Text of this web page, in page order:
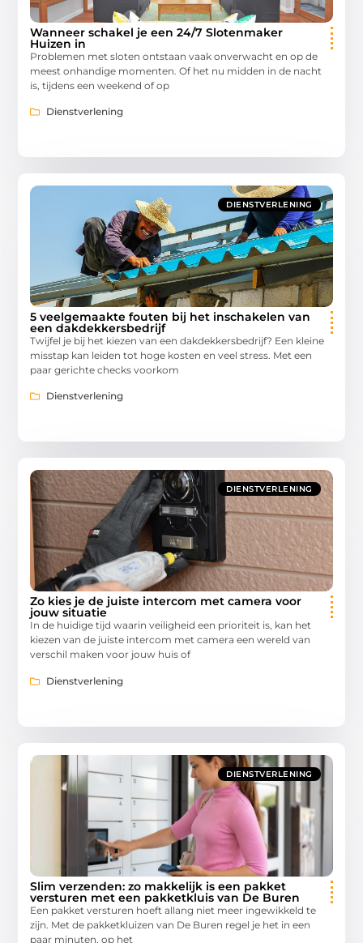
Wanneer schakel je een 24/7 Slotenmaker
Huizen in
Problemen met sloten ontstaan vaak onverwacht en op de
meest onhandige momenten. Of het nu midden in de nacht
is, tijdens een weekend of op
Dienstverlening
DIENSTVERLENING
5 veelgemaakte fouten bij het inschakelen van
een dakdekkersbedrijf
Twijfel je bij het kiezen van een dakdekkersbedrijf? Een kleine
misstap kan leiden tot hoge kosten en veel stress. Met een
paar gerichte checks voorkom
Dienstverlening
DIENSTVERLENING
Zo kies je de juiste intercom met camera voor
jouw situatie
In de huidige tijd waarin veiligheid een prioriteit is, kan het
kiezen van de juiste intercom met camera een wereld van
verschil maken voor jouw huis of
Dienstverlening
DIENSTVERLENING
Slim verzenden: zo makkelijk is een pakket
versturen met een pakketkluis van De Buren
Een pakket versturen hoeft allang niet meer ingewikkeld te
zijn. Met de pakketkluizen van De Buren regel je het in een
paar minuten, op het